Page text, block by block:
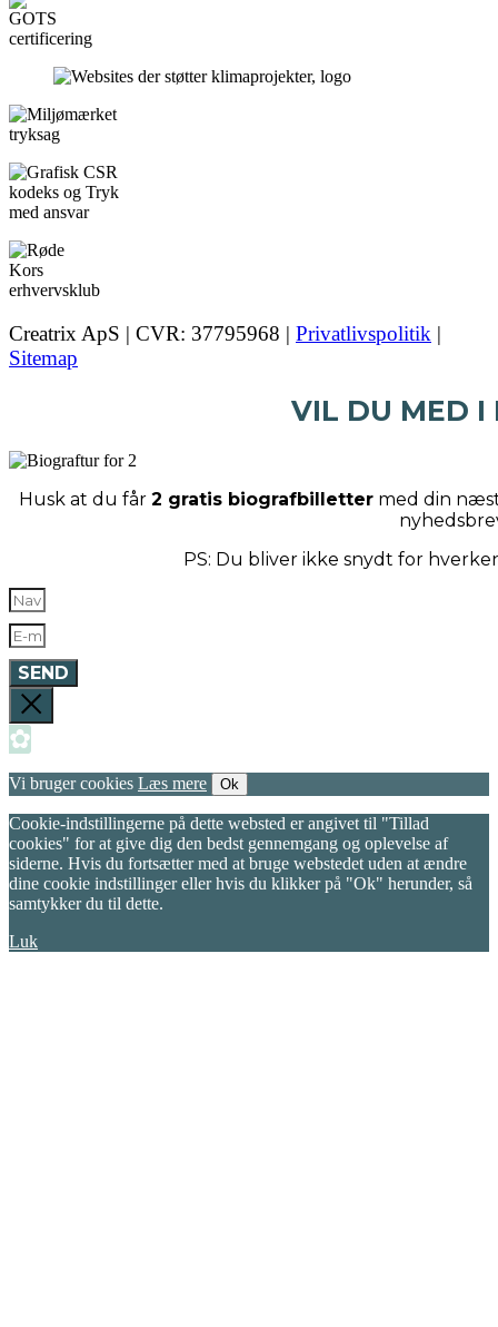
Creatrix ApS | CVR: 37795968 | Privatlivspolitik |
Sitemap
VIL DU MED I
Husk at du får 2 gratis biografbillettermed din
PS: Du bliver ikke snydt for
SEND
✿
Vi bruger cookies Læs mere Ok
Cookie-indstillingerne på dette websted er angivet til "Tillad
cookies" for at give dig den bedst gennemgang og oplevelse af
siderne. Hvis du fortsætter med at bruge webstedet uden at ændre
dine cookie indstillinger eller hvis du klikker på "Ok" herunder, så
samtykker du til dette.
Luk